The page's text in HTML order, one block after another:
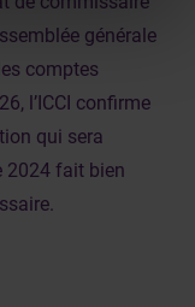
générale
comptes
l’ICCI confirme
qui sera
2024 fait bien